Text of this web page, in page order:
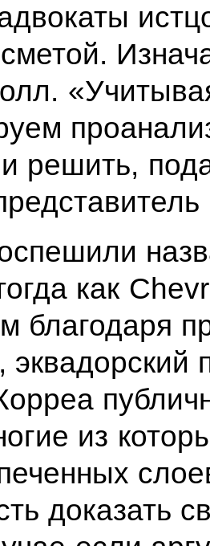
решить,
как
благодаря
эквадорский
из
доказать